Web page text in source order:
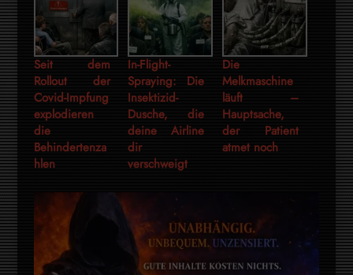
Seit dem
Rollout der
Covid-Impfung
explodieren
die
Behindertenza
hlen
In-Flight-
Spraying: Die
Insektizid-
Dusche, die
deine Airline
dir
verschweigt
Die
Melkmaschine
läuft –
Hauptsache,
der Patient
atmet noch